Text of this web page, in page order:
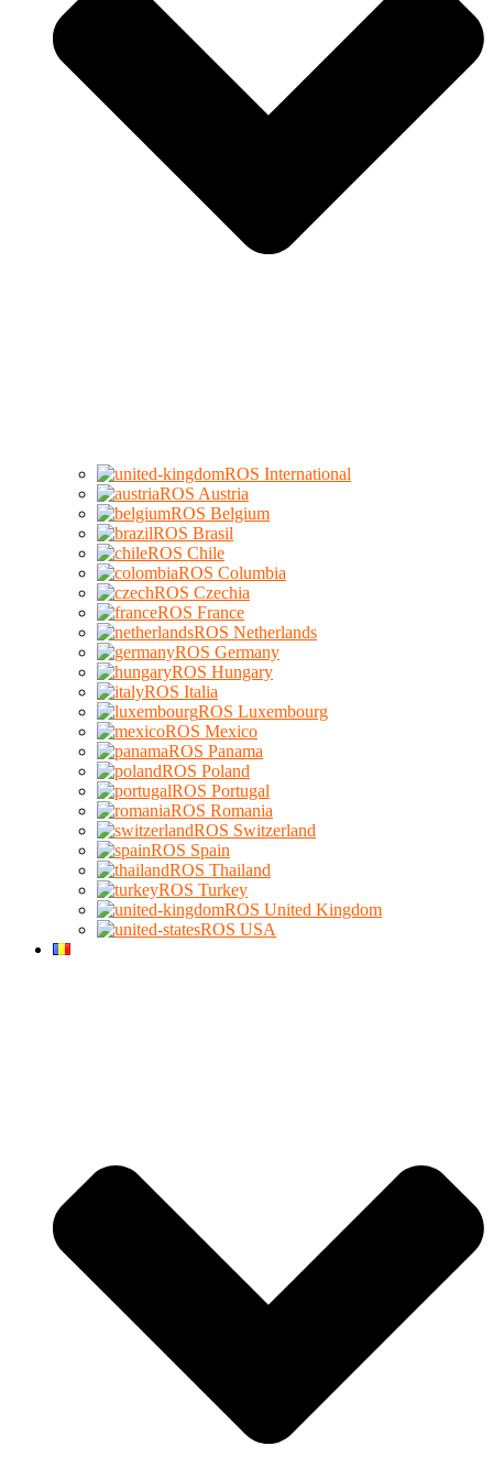
ROS International
ROS Austria
ROS Belgium
ROS Brasil
ROS Chile
ROS Columbia
ROS Czechia
ROS France
ROS Netherlands
ROS Germany
ROS Hungary
ROS Italia
ROS Luxembourg
ROS Mexico
ROS Panama
ROS Poland
ROS Portugal
ROS Romania
ROS Switzerland
ROS Spain
ROS Thailand
ROS Turkey
ROS United Kingdom
ROS USA